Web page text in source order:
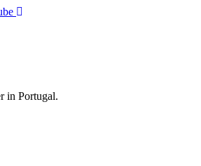
in Portugal.